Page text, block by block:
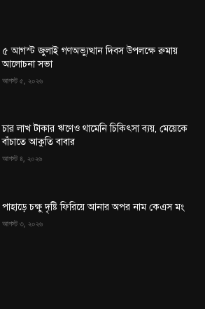
৫ আগস্ট জুলাই গণঅভ্যুত্থান দিবস উপলক্ষে রুমায়
আলোচনা সভা
আগস্ট ৫, ২০২৬
চার লাখ টাকার ঋণেও থামেনি চিকিৎসা ব্যয়, মেয়েকে
বাঁচাতে আকুতি বাবার
আগস্ট ৪, ২০২৬
পাহাড়ে চক্ষু দৃষ্টি ফিরিয়ে আনার অপর নাম কেএস মং
আগস্ট ৩, ২০২৬